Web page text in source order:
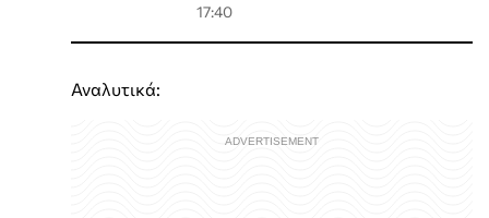
17:40
Αναλυτικά: